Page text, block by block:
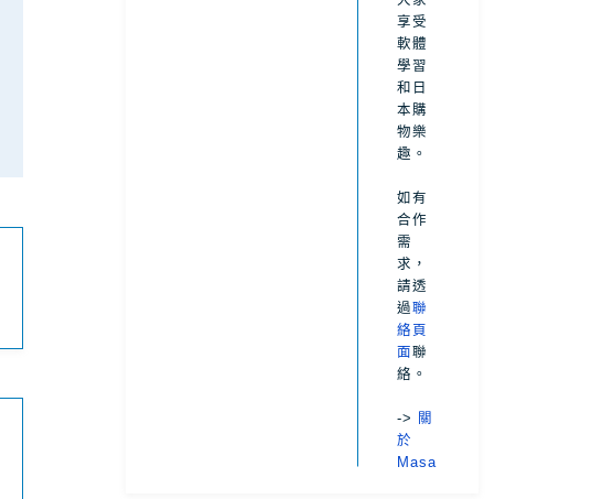
享受
軟體
學習
和日
本購
物樂
趣。
如有
合作
需
求，
請透
過聯
絡頁
面聯
絡。
->
關
於
Masa